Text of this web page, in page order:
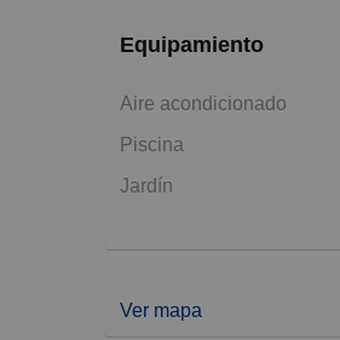
Equipamiento
Aire acondicionado
Piscina
Jardín
Ver mapa